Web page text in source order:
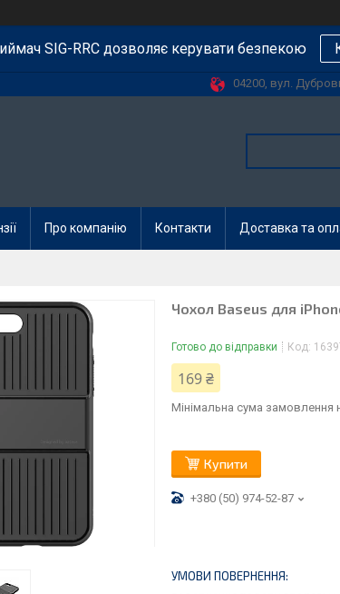
SIG-RRC дозволяє керувати безпекою
04200, вул.
Про компанію Контакти Доставка та
Чохол Baseus для
Готово до відправки Код:
169 ₴
Мінімальна сума замовлення
Купити
+380 (50) 974-52-87